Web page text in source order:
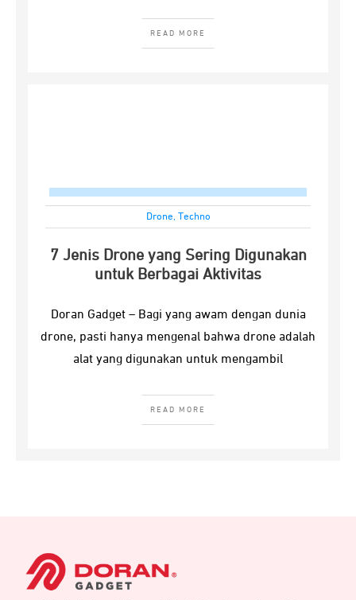
READ MORE
Drone, Techno
7 Jenis Drone yang Sering Digunakan
untuk Berbagai Aktivitas
Doran Gadget – Bagi yang awam dengan dunia
drone, pasti hanya mengenal bahwa drone adalah
alat yang digunakan untuk mengambil
READ MORE